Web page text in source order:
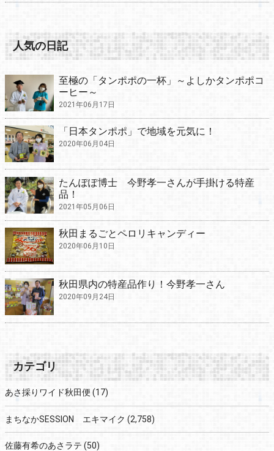
人気の日記
至極の「タンポポの一杯」～よしかタンポポコ
ーヒー～
2021年06月17日
「日本タンポポ」で地域を元気に！
2020年06月04日
たんぽぽ博士 今野孝一さんが手掛ける特産
品！
2021年05月06日
秋田まるごとペロリキャンディー
2020年06月10日
秋田県内の特産品作り！今野孝一さん
2020年09月24日
カテゴリ
あさ採りワイド秋田便 (17)
まちなかSESSION エキマイク (2,758)
佐藤有希のあさラテ (50)